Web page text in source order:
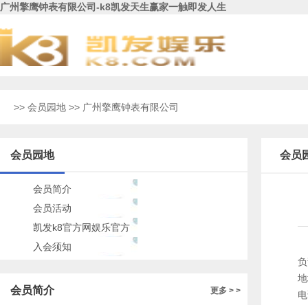
广州擎鹰钟表有限公司-k8凯发天生赢家一触即发人生
>> 会员园地 >> 广州擎鹰钟表有限公司
会员园地
会员简介
会员活动
凯发k8官方网娱乐官方
的公告
入会须知
更多 > >
会员简介
会员